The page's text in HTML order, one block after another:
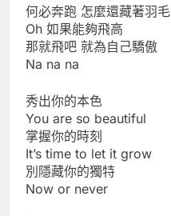
何必奔跑 怎麼還藏著羽毛
Oh 如果能夠飛高
那就飛吧 就為自己驕傲
Na na na
秀出你的本色
You are so beautiful
掌握你的時刻
It’s time to let it grow
別隱藏你的獨特
Now or never